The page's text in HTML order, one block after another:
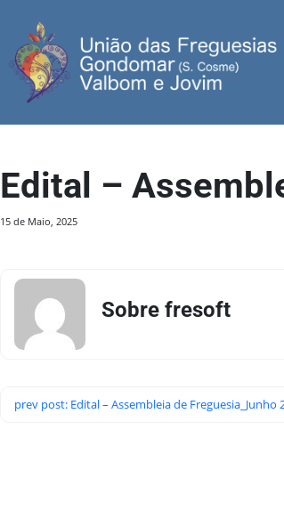
Edital –
15 de Maio, 2025
Sobre fresoft
prev post: Edital – Assembleia de Freguesia_Junho